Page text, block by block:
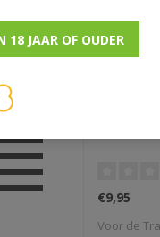
€9,95
Voor de
18 JAAR OF OUDER